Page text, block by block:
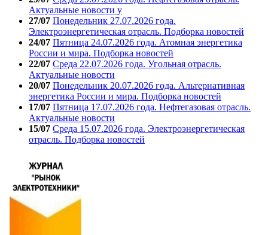
Актуальные новости у
27/07 Понедельник 27.07.2026 года.
Электроэнергетическая отрасль. Подборка новостей
24/07 Пятница 24.07.2026 года. Атомная энергетика
России и мира. Подборка новостей
22/07 Среда 22.07.2026 года. Угольная отрасль.
Актуальные новости
20/07 Понедельник 20.07.2026 года. Альтернативная
энергетика России и мира. Подборка новостей
17/07 Пятница 17.07.2026 года. Нефтегазовая отрасль.
Актуальные новости
15/07 Среда 15.07.2026 года. Электроэнергетическая
отрасль. Подборка новостей